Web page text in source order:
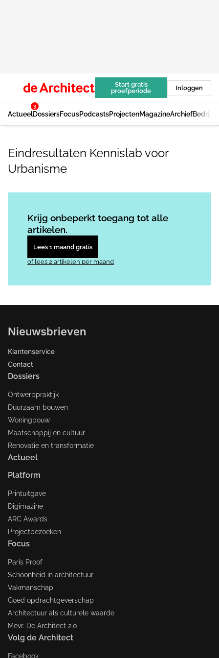
Start gratis
proefperiode
Inloggen
Actueel
3
DossiersFocusPodcastsProjectenMagazineArchief
Eindresultaten Kennislab voor
Urbanisme
Krijg onbeperkt toegang tot alle
artikelen.
Lees 1 maand gratis
of lees 2 artikelen per maand
Nieuwsbrieven
Klantenservice
Contact
Dossiers
Ontwerppraktijk
Duurzaam bouwen
Woningbouw
Maatschappij en cultuur
Renovatie en transformatie
Actueel
Platform
Printuitgave
Digimazine
ARC Awards
Projectbezoeken
Focus
Paris Proof
Schoonheid in architectuur
Vakmanschap
Goed opdrachtgeverschap
Architectuur als culturele waarde
Mevr. De Architect 2.0
Volg de Architect
Facebook